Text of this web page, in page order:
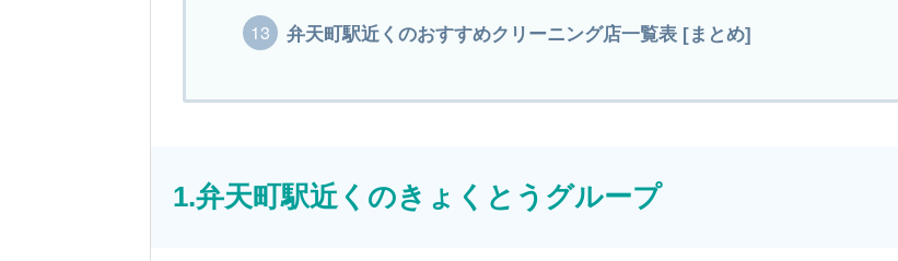
弁天町駅近くのおすすめクリーニング店一覧表 [まとめ]
1.弁天町駅近くのきょくとうグループ